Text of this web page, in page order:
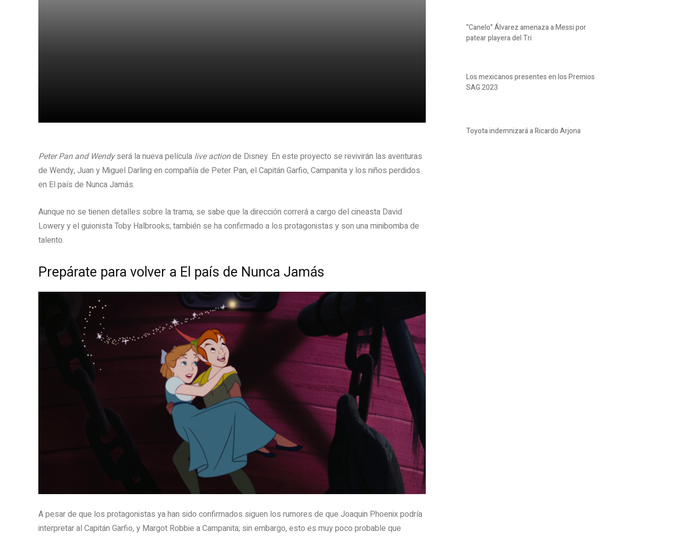
Peter Pan and Wendyserá la nueva película live actionde Disney. En este proyecto se revivirán las aventuras
de Wendy, Juan y Miguel Darling en compañía de Peter Pan, el Capitán Garfio, Campanita y los niños perdidos
en El país de Nunca Jamás.
Aunque no se tienen detalles sobre la trama, se sabe que la dirección correrá a cargo del cineasta David
Lowery y el guionista Toby Halbrooks; también se ha confirmado a los protagonistas y son una minibomba de
talento.
Prepárate para volver a El país de Nunca Jamás
A pesar de que los protagonistas ya han sido confirmados siguen los rumores de que Joaquin Phoenix podría
interpretar al Capitán Garfio, y Margot Robbie a Campanita; sin embargo, esto es muy poco probable que
“Canelo” Álvarez amenaza a Messi por
patear playera del Tri
Los mexicanos presentes en los Premios
SAG 2023
Toyota indemnizará a Ricardo Arjona